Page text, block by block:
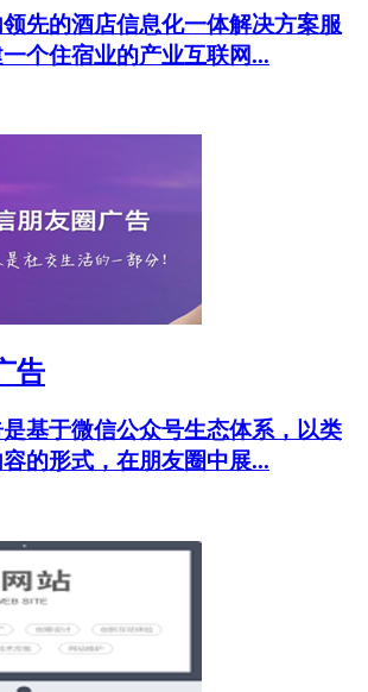
先的酒店信息化一体解决方案服
个住宿业的产业互联网...
告
基于微信公众号生态体系，以类
的形式，在朋友圈中展...